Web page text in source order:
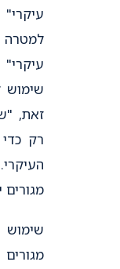
שימוש
זאת,
רק